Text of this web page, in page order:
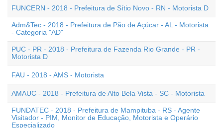
FUNCERN - 2018 - Prefeitura de Sítio Novo - RN - Motorista D
Adm&Tec - 2018 - Prefeitura de Pão de Açúcar - AL - Motorista
- Categoria "AD"
PUC - PR - 2018 - Prefeitura de Fazenda Rio Grande - PR -
Motorista D
FAU - 2018 - AMS - Motorista
AMAUC - 2018 - Prefeitura de Alto Bela Vista - SC - Motorista
FUNDATEC - 2018 - Prefeitura de Mampituba - RS - Agente
Visitador - PIM, Monitor de Educação, Motorista e Operário
Especializado